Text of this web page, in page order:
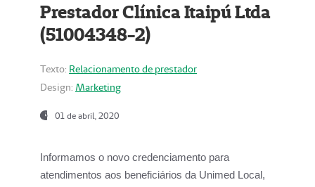
Prestador Clínica Itaipú Ltda
(51004348-2)
Texto: Relacionamento de prestador
Design: Marketing
01 de abril, 2020
Informamos o novo credenciamento para
atendimentos aos beneficiários da Unimed Local,